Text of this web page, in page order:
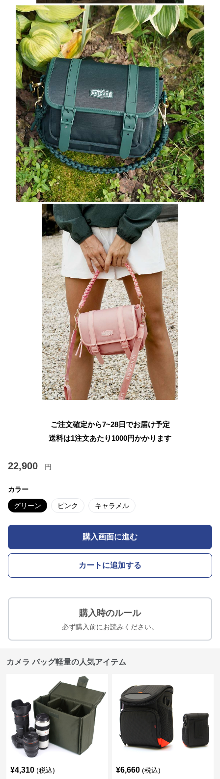
ご注文確定から7~28日でお届け予定
送料は1注文あたり 1000円かかります
22,900 円
カラー
グリーン ピンク キャラメル
購入画面に進む
カートに追加する
購入時のルール
必ず購入前にお読みください。
カメラ バッグ軽量の人気アイテム
¥4,310 (税込) ¥6,660 (税込)